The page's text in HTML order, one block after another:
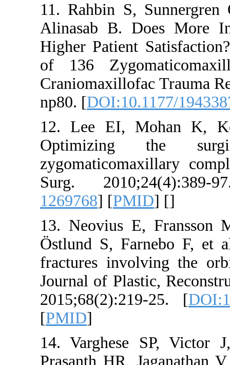
11. Rahbin
Alinasab B.
Higher
of 136
np80. [
12. Lee EI,
Surg.
1269768
13. Neovius
Östlund S,
fractures
Journal of
14. Varghese
Prasanth HR,